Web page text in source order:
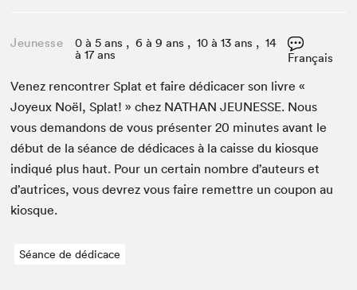
Jeunesse 0 à 5 ans , 6 à 9 ans , 10 à 13 ans , 14
à 17 ans Français
Venez ren­con­tr­er Splat et faire dédi­cac­er son livre «
Joyeux Noël, Splat! » chez NATHAN JEUNESSE. Nous
vous deman­dons de vous présen­ter20 min­utes avant le
début de la séance de dédi­caces à la caisse du kiosque
indiqué plus haut. Pour un cer­tain nom­bre d’auteurs et
d’autrices, vous devrez vous faire remet­tre un coupon au
kiosque.
Séance de dédicace